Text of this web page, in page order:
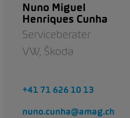
Nuno Miguel
Henriques Cunha
Serviceberater
VW, Škoda
+41 71 626 10 13
nuno.cunha@amag.ch